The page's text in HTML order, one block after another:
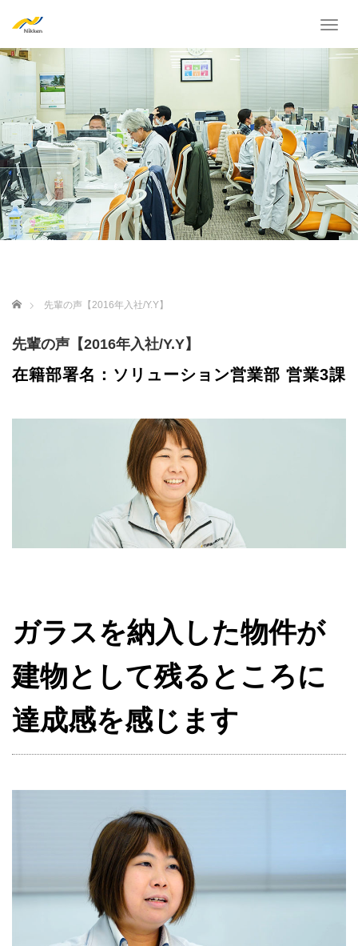
T
g
n
a
v
i
g
a
t
i
ホーム 先輩の声【2016年⼊社/Y.Y】
先輩の声【2016年⼊社/Y.Y】
在籍部署名：ソリューション営業部 営業3課
ガラスを納⼊した物件が
建物として残るところに
達成感を感じます